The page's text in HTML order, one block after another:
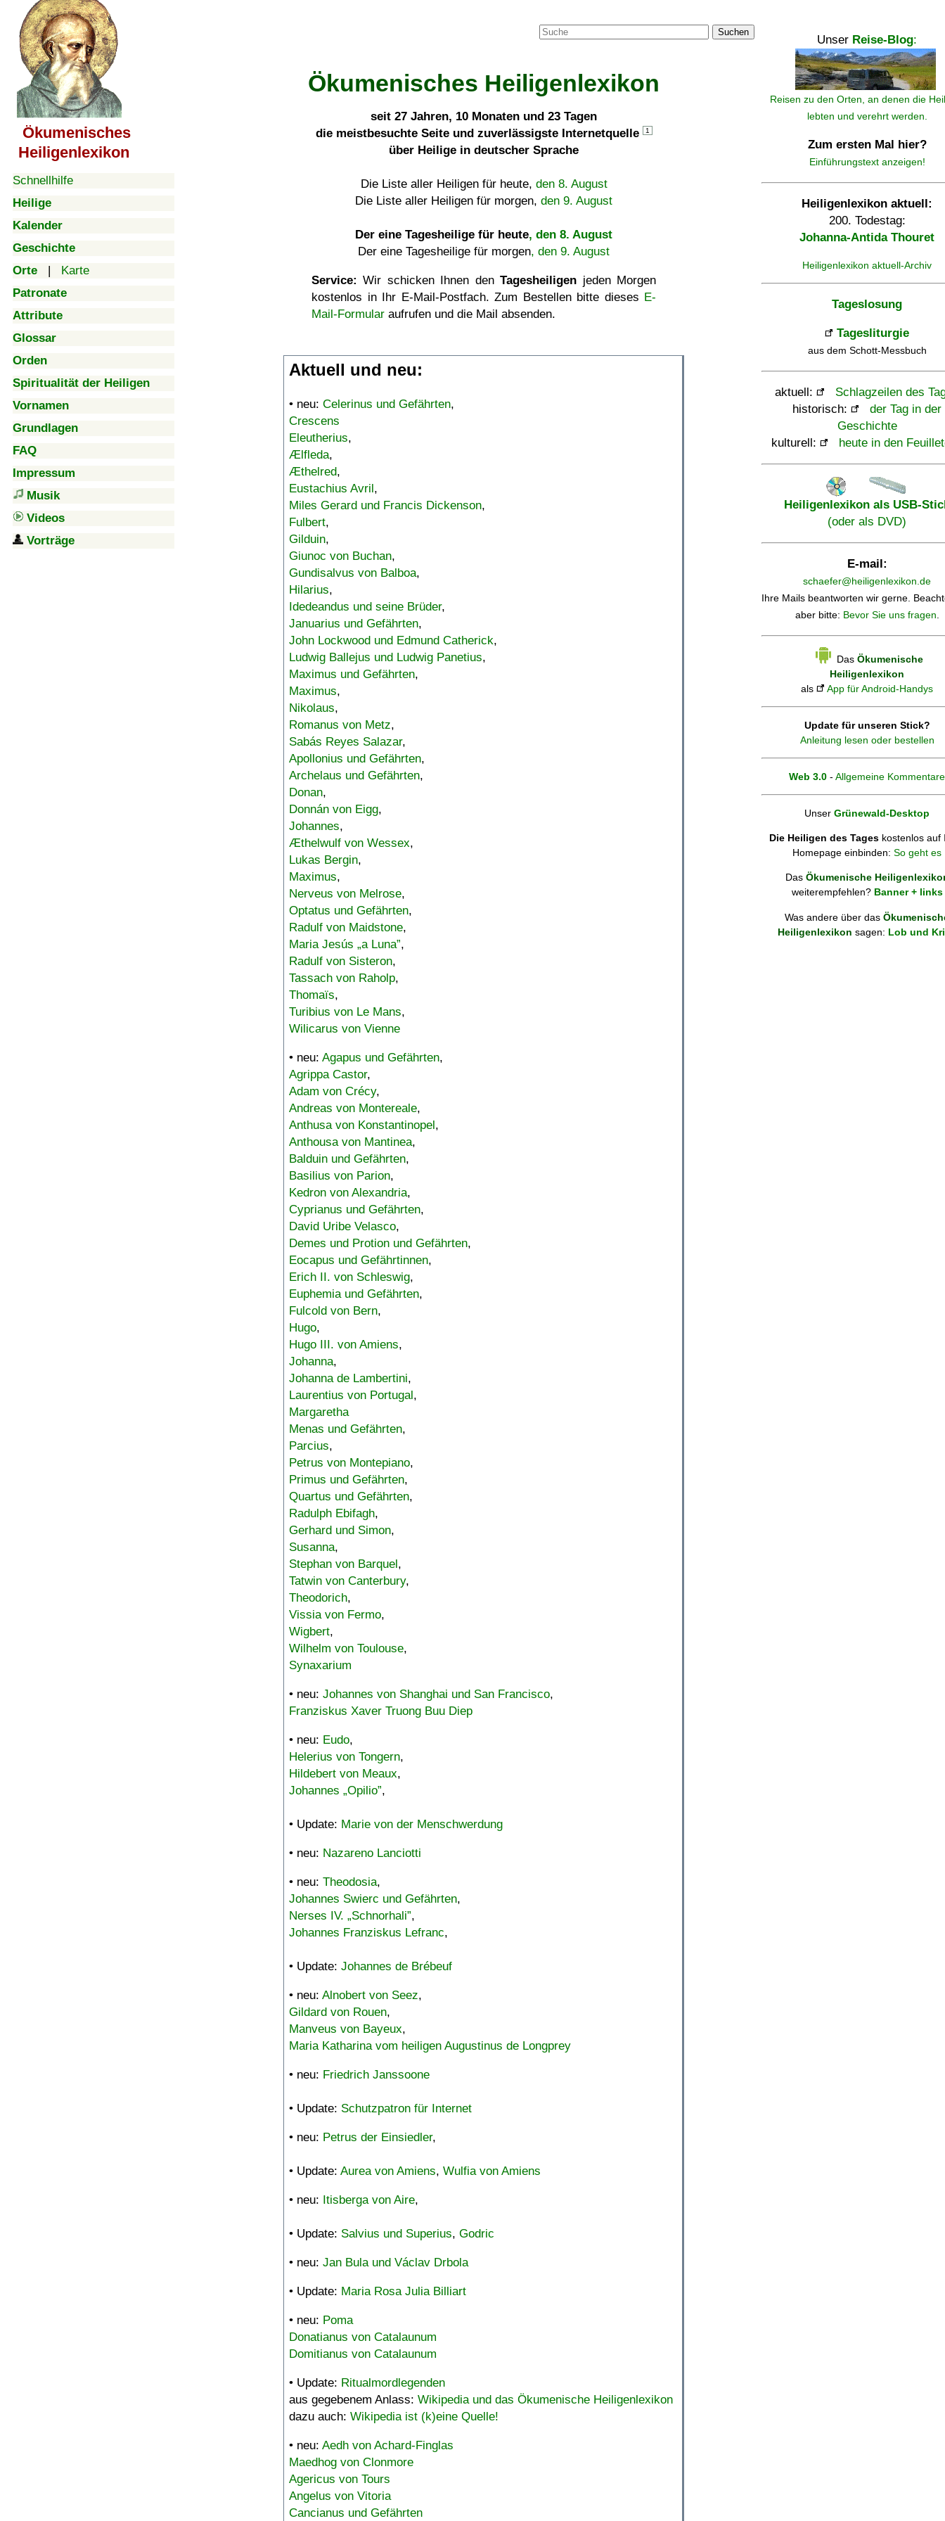
Ökumenisches
Heiligenlexikon
Schnellhilfe
Heilige
Kalender
Geschichte
Orte | Karte
Patronate
Attribute
Glossar
Orden
Spiritualität der Heiligen
Vornamen
Grundlagen
FAQ
Impressum
Musik
Videos
Vorträge
Suchen
Ökumenisches Heiligenlexikon
seit 27 Jahren, 10 Monaten und 23 Tagen
die meistbesuchte Seite und zuverlässigste Internetquelle
1
über Heilige in deutscher Sprache
Die Liste aller Heiligen für heute, den 8. August
Die Liste aller Heiligen für morgen, den 9. August
Der eine Tagesheilige für heute, den 8. August
Der eine Tagesheilige für morgen, den 9. August
Service: Wir schicken Ihnen denTagesheiligen jeden Morgen
kostenlos in Ihr E-Mail-Postfach. Zum Bestellen bitte dieses E-
Mail-Formular aufrufen und die Mail absenden.
Aktuell und neu:
• neu: Celerinus und Gefährten,
Crescens
Eleutherius,
Ælfleda,
Æthelred,
Eustachius Avril,
Miles Gerard und Francis Dickenson,
Fulbert,
Gilduin,
Giunoc von Buchan,
Gundisalvus von Balboa,
Hilarius,
Idedeandus und seine Brüder,
Januarius und Gefährten,
John Lockwood und Edmund Catherick,
Ludwig Ballejus und Ludwig Panetius,
Maximus und Gefährten,
Maximus,
Nikolaus,
Romanus von Metz,
Sabás Reyes Salazar,
Apollonius und Gefährten,
Archelaus und Gefährten,
Donan,
Donnán von Eigg,
Johannes,
Æthelwulf von Wessex,
Lukas Bergin,
Maximus,
Nerveus von Melrose,
Optatus und Gefährten,
Radulf von Maidstone,
Maria Jesús „a Luna”,
Radulf von Sisteron,
Tassach von Raholp,
Thomaïs,
Turibius von Le Mans,
Wilicarus von Vienne
• neu: Agapus und Gefährten,
Agrippa Castor,
Adam von Crécy,
Andreas von Montereale,
Anthusa von Konstantinopel,
Anthousa von Mantinea,
Balduin und Gefährten,
Basilius von Parion,
Kedron von Alexandria,
Cyprianus und Gefährten,
David Uribe Velasco,
Demes und Protion und Gefährten,
Eocapus und Gefährtinnen,
Erich II. von Schleswig,
Euphemia und Gefährten,
Fulcold von Bern,
Hugo,
Hugo III. von Amiens,
Johanna,
Johanna de Lambertini,
Laurentius von Portugal,
Margaretha
Menas und Gefährten,
Parcius,
Petrus von Montepiano,
Primus und Gefährten,
Quartus und Gefährten,
Radulph Ebifagh,
Gerhard und Simon,
Susanna,
Stephan von Barquel,
Tatwin von Canterbury,
Theodorich,
Vissia von Fermo,
Wigbert,
Wilhelm von Toulouse,
Synaxarium
• neu: Johannes von Shanghai und San Francisco,
Franziskus Xaver Truong Buu Diep
• neu: Eudo,
Helerius von Tongern,
Hildebert von Meaux,
Johannes „Opilio”,
• Update: Marie von der Menschwerdung
• neu: Nazareno Lanciotti
• neu: Theodosia,
Johannes Swierc und Gefährten,
Nerses IV. „Schnorhali”,
Johannes Franziskus Lefranc,
• Update: Johannes de Brébeuf
• neu: Alnobert von Seez,
Gildard von Rouen,
Manveus von Bayeux,
Maria Katharina vom heiligen Augustinus de Longprey
• neu: Friedrich Janssoone
• Update: Schutzpatron für Internet
• neu: Petrus der Einsiedler,
• Update: Aurea von Amiens, Wulfia von Amiens
• neu: Itisberga von Aire,
• Update: Salvius und Superius, Godric
• neu: Jan Bula und Václav Drbola
• Update: Maria Rosa Julia Billiart
• neu: Poma
Donatianus von Catalaunum
Domitianus von Catalaunum
• Update: Ritualmordlegenden
aus gegebenem Anlass: Wikipedia und das Ökumenische Heiligenlexikon
dazu auch: Wikipedia ist (k)eine Quelle!
• neu: Aedh von Achard-Finglas
Maedhog von Clonmore
Agericus von Tours
Angelus von Vitoria
Cancianus und Gefährten
Unser Reise-Blog:
Reisen zu den Orten, an denen die
lebten und verehrt werden.
Zum ersten Mal hier?
Einführungstext anzeigen!
Heiligenlexikon aktuell:
200. Todestag:
Johanna-Antida Thouret
Heiligenlexikon aktuell-Archiv
Tageslosung
Tagesliturgie
aus dem Schott-Messbuch
aktuell:
Schlagzeilen des
historisch:
der Tag in der
Geschichte
kulturell:
heute in den
Heiligenlexikon als USB-
(oder als DVD)
E-mail:
schaefer@heiligenlexikon.de
Ihre Mails beantworten wir gerne.
aber bitte: Bevor Sie uns fragen.
Das Ökumenische
Heiligenlexikon
als
App für Android-Handys
Update für unseren Stick?
Anleitung lesen oder bestellen
Web 3.0 - Allgemeine Kommentare
Unser Grünewald-Desktop
Die Heiligen des Tages kostenlos auf
Homepage einbinden: So geht es
Das Ökumenische
weiterempfehlen? Banner + links
Was andere über das
Heiligenlexikon sagen: Lob und